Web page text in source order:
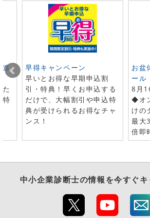
進
特
早得キャンペーン
早いとお得な早期申込割
引・特典！早くお申込する
だけで、大幅割引や申込特
典が受けられるお得なチャ
ンス！
お盆
ール
8月
◆オ
けの
最大
倍即
中小企業診断士の情報を今すぐ